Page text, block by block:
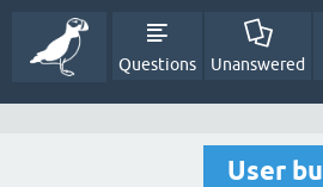
Questions Unanswered
User